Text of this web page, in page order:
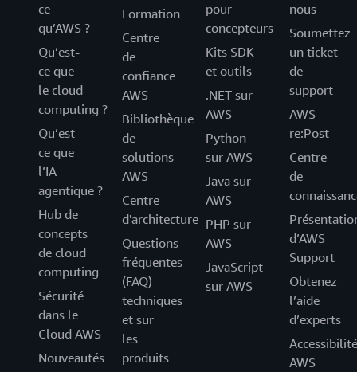
ce
qu’AWS ?
Qu’est-
ce que
le cloud
computing ?
Qu’est-
ce que
l’IA
agentique ?
Hub de
concepts
de cloud
computing
Sécurité
dans le
Cloud AWS
Nouveautés
Formation
Centre
de
confiance
AWS
Bibliothèque
de
solutions
AWS
Centre
d'architecture
Questions
fréquentes
(FAQ)
techniques
et sur
les
produits
pour
concepteurs
Kits SDK
et outils
.NET sur
AWS
Python
sur AWS
Java sur
AWS
PHP sur
AWS
JavaScript
sur AWS
nous
Soumettez
un ticket
de
support
AWS
re:Post
Centre
de
d’AWS
Support
Obtenez
l’aide
d’experts
Accessibilité
AWS